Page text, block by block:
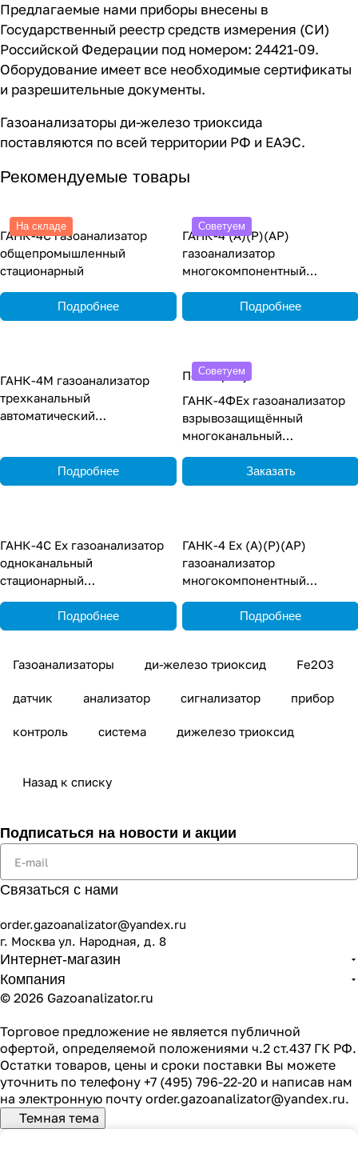
Предлагаемые нами приборы внесены в
Государственный реестр средств измерения (СИ)
Российской Федерации под номером: 24421-09.
Оборудование имеет все необходимые сертификаты
и разрешительные документы.
Газоанализаторы ди-железо триоксида
поставляются по всей территории РФ и ЕАЭС.
Рекомендуемые товары
На складе
ГАНК-4С газоанализатор
общепромышленный
стационарный
Подробнее
Советуем
ГАНК-4 (А)(Р)(АР)
газоанализатор
многокомпонентный
переноснойПодробнее
ГАНК-4М газоанализатор
трехканальный
автоматический
Подробнее
Советуем
По запросу
ГАНК-4ФEx газоанализатор
взрывозащищённый
многоканальный
Заказать
ГАНК-4С Ех газоанализатор
одноканальный
стационарный
Подробнее
ГАНК-4 Ех (А)(Р)(АР)
газоанализатор
многокомпонентный
переноснойПодробнее
Газоанализаторы ди-железо триоксид Fe2О3
датчик анализатор сигнализатор прибор
контроль система дижелезо триоксид
Назад к списку
Подписаться на новости и акции
Связаться с нами
order.gazoanalizator@yandex.ru
г. Москва ул. Народная, д. 8
Интернет-магазин
Компания
© 2026 Gazoanalizator.ru
Торговое предложение не является публичной
офертой, определяемой положениями ч.2 ст.437 ГК РФ.
Остатки товаров, цены и сроки поставки Вы можете
уточнить по телефону +7 (495) 796-22-20 и написав нам
на электронную почту order.gazoanalizator@yandex.ru.
Темная тема